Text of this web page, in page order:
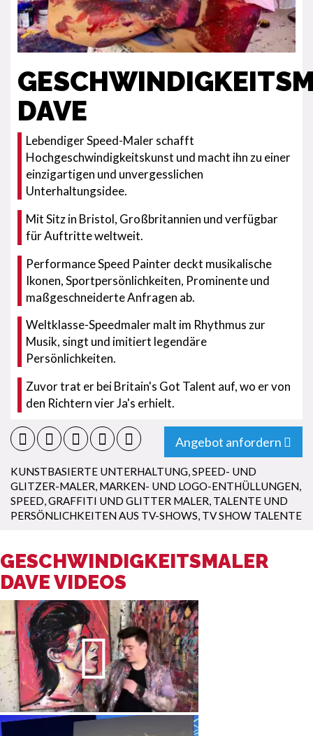
DAVE
Lebendiger Speed-Maler schafft
Hochgeschwindigkeitskunst und macht ihn zu einer
einzigartigen und unvergesslichen
Unterhaltungsidee.
Mit Sitz in Bristol, Großbritannien und verfügbar
für Auftritte weltweit.
Performance Speed Painter deckt musikalische
Ikonen, Sportpersönlichkeiten, Prominente und
maßgeschneiderte Anfragen ab.
Weltklasse-Speedmaler malt im Rhythmus zur
Musik, singt und imitiert legendäre
Persönlichkeiten.
Zuvor trat er bei Britain's Got Talent auf, wo er von
den Richtern vier Ja's erhielt.
Angebot anfordern
KUNSTBASIERTE UNTERHALTUNG,SPEED- UND
GLITZER-MALER, MARKEN- UND LOGO-ENTHÜLLUNGEN,
SPEED, GRAFFITI UND GLITTER MALER, TALENTE UND
PERSÖNLICHKEITEN AUS TV-SHOWS, TV SHOW TALENTE
GESCHWINDIGKEITSMALER
DAVE VIDEOS